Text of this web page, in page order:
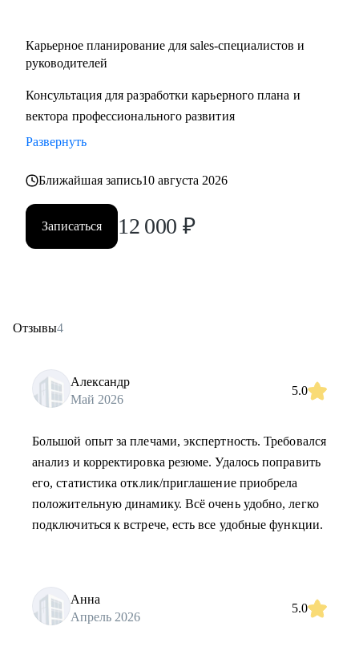
Карьерное планирование для sales-специалистов и
руководителей
Консультация для разработки карьерного плана и
вектора профессионального развития
Развернуть
Ближайшая запись10 августа 2026
Записаться 12 000 ₽
Отзывы4
Александр
Май 2026
5.0
Большой опыт за плечами, экспертность. Требовался
анализ и корректировка резюме. Удалось поправить
его, статистика отклик/приглашение приобрела
положительную динамику. Всё очень удобно, легко
подключиться к встрече, есть все удобные функции.
Анна
Апрель 2026
5.0